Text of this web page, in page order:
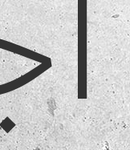
کاتالوگ
گالری
وبلاگ
تماس با ما